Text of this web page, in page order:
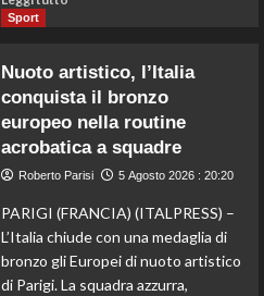
Fifa,
Priante
(Siga)
“La
del
passa
da
governance
e
Sport
Nuoto artistico, l’Italia
conquista il bronzo
europeo nella routine
acrobatica a squadre
Roberto Parisi 5 Agosto 2026 : 20:20
PARIGI (FRANCIA) (ITALPRESS) –
L’Italia chiude con una medaglia di
bronzo gli Europei di nuoto artistico
di Parigi. La squadra azzurra,